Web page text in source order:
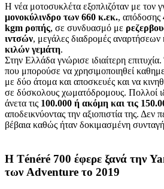
Η νέα μοτοσυκλέτα εξοπλιζόταν με τον
μονοκύλινδρο των 660 κ.εκ., απόδοσης
kgm ροπής, σε συνδυασμό με
ιντσών, μεγάλες διαδρομές αναρτήσεων
κιλών γεμάτη.
Στην Ελλάδα γνώρισε ιδιαίτερη
που μπορούσε να χρησιμοποιηθεί
με δύο άτομα και αποσκευές και να
σε δύσκολους χωματόδρομους. Πολλοί
άνετα τις 100.000 ή ακόμη και τις
αποδεικνύοντας την αξιοπιστία της. Δεν
βέβαια καθώς ήταν δοκιμασμένη
Η Ténéré 700 έφερε ξανά την
των Adventure το 2019